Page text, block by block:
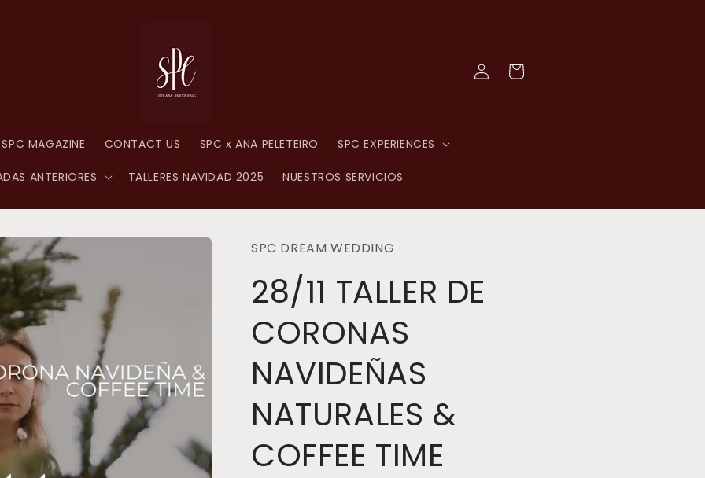
SPC MAGAZINE CONTACT US SPC x ANA PELETEIRO SPC EXPERIENCES
ANTERIORES TALLERES NAVIDAD 2025 NUESTROS SERVICIOS
Log
in
Cart
SPC DREAM WEDDING
28/11 TALLER DE
CORONAS
NAVIDEÑAS
NATURALES &
COFFEE TIME